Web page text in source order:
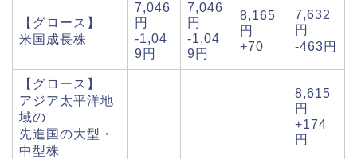
【グロース】
米国成長株
7,046
円
-1,04
9円
7,046
円
-1,04
9円
8,165
円
+70
7,632
円
-463円
【グロース】
アジア太平洋地
域の
先進国の大型・
中型株
8,615
円
+174
円